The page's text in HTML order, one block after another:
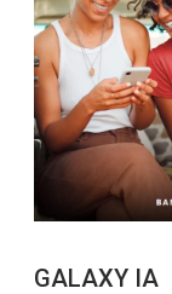
GALAXY IA